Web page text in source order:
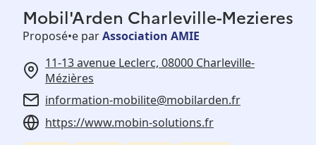
Mobil'Arden Charleville-Mezieres
Proposé•e parAssociation AMIE
11-13 avenue Leclerc, 08000 Charleville-
Mézières
information-mobilite@mobilarden.fr
https://www.mobin-solutions.fr